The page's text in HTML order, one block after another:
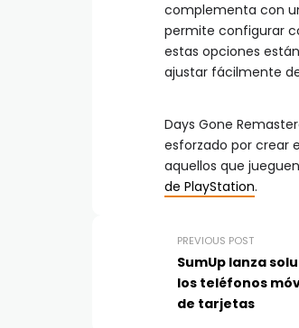
complementa con
permite configurar
estas opciones
ajustar fácilmente
Days Gone
esforzado por crear
aquellos que
de PlayStation.
PREVIOUS POST
SumUp lanza
los teléfonos
de tarjetas